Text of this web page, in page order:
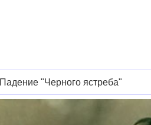
Падение "Черного ястреба"